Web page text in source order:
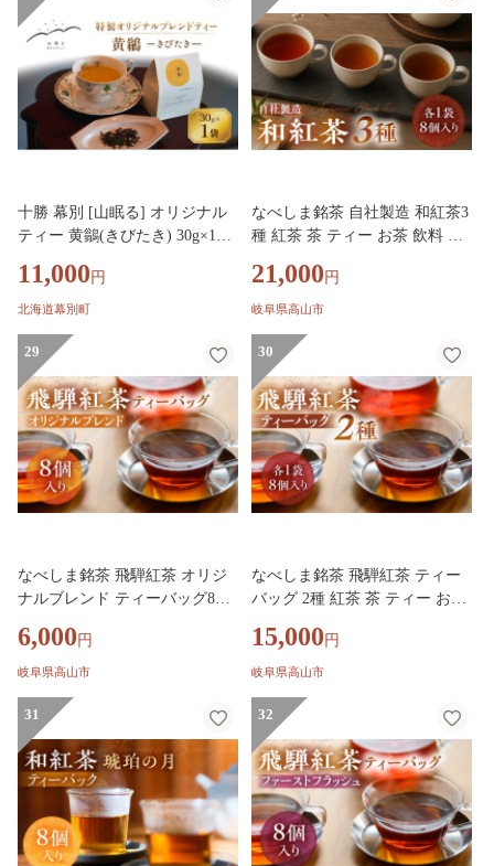
ィー 紅茶 和紅茶 お茶 茶 [DV02
7sa]
十勝 幕別 [山眠る] オリジナル
ティー 黄鶲(きびたき) 30g×1袋
ンドティー 紅茶 ティータイム
ドリンク ギフト 贈答用 北海道
11,000 円
北海道幕別町
なべしま銘茶 自社製造 和紅茶3
種 紅茶 茶 ティー お茶 飲料 べ
奥飛騨温泉 奥飛騨 国産茶葉 国
産 BU019
21,000 円
岐阜県高山市
29
なべしま銘茶 飛騨紅茶 オリジ
ナルブレンド ティーバッグ8個
ふうき 一番茶 ダージリン系 奥
飛騨温泉 奥飛騨 国産茶葉 国産
6,000 円
岐阜県高山市
30
なべしま銘茶 飛騨紅茶 ティー
バッグ 2種 紅茶 茶 ティー お茶
リン系 奥飛騨温泉 奥飛騨 国産
茶葉 国産 BU013
15,000 円
岐阜県高山市
31 32